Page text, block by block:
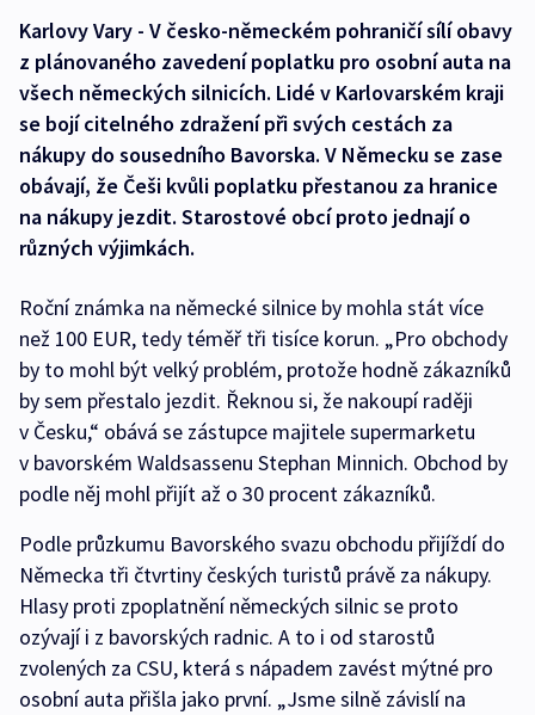
Karlovy Vary - V česko-německém pohraničí sílí obavy
z plánovaného zavedení poplatku pro osobní auta na
všech německých silnicích. Lidé v Karlovarském kraji
se bojí citelného zdražení při svých cestách za
nákupy do sousedního Bavorska. V Německu se zase
obávají, že Češi kvůli poplatku přestanou za hranice
na nákupy jezdit. Starostové obcí proto jednají o
různých výjimkách.
Roční známka na německé silnice by mohla stát více
než 100 EUR, tedy téměř tři tisíce korun. „Pro obchody
by to mohl být velký problém, protože hodně zákazníků
by sem přestalo jezdit. Řeknou si, že nakoupí raději
v Česku,“ obává se zástupce majitele supermarketu
v bavorském Waldsassenu Stephan Minnich. Obchod by
podle něj mohl přijít až o 30 procent zákazníků.
Podle průzkumu Bavorského svazu obchodu přijíždí do
Německa tři čtvrtiny českých turistů právě za nákupy.
Hlasy proti zpoplatnění německých silnic se proto
ozývají i z bavorských radnic. A to i od starostů
zvolených za CSU, která s nápadem zavést mýtné pro
osobní auta přišla jako první. „Jsme silně závislí na